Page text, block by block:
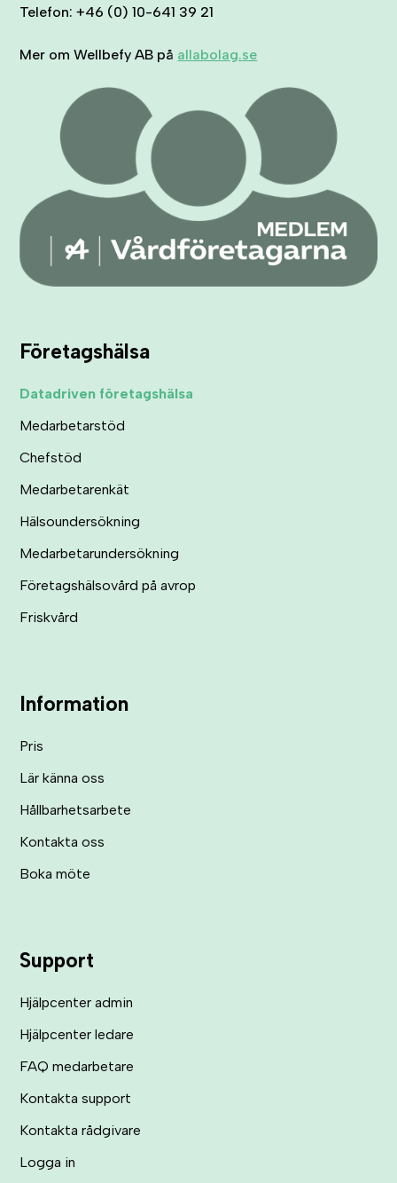
Företagshälsa
Datadriven företagshälsa
Medarbetarstöd
Chefstöd
Medarbetarenkät
Hälsoundersökning
Medarbetarundersökning
Företagshälsovård på avrop
Friskvård
Information
Pris
Lär känna oss
Hållbarhetsarbete
Kontakta oss
Boka möte
Support
Hjälpcenter admin
Hjälpcenter ledare
FAQ medarbetare
Kontakta support
Kontakta rådgivare
Logga in
Telefon: +46 (0) 10-641 39 21
Mer om Wellbefy AB på allabolag.se